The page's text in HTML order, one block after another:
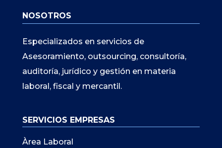
NOSOTROS
Especializados en servicios de
Asesoramiento, outsourcing, consultoría,
auditoría, jurídico y gestión en materia
laboral, fiscal y mercantil.
SERVICIOS EMPRESAS
Àrea Laboral